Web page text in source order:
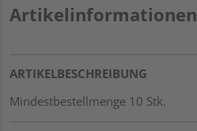
Artikelinformationen
ARTIKELBESCHREIBUNG
Mindestbestellmenge 10 Stk.